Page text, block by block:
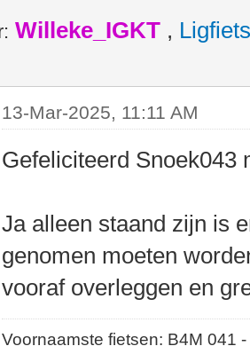
Willeke_IGKT ,
13-Mar-2025, 11:11 AM
Gefeliciteerd Snoek043
Ja alleen staand zijn is
genomen moeten
vooraf overleggen en
Voornaamste fietsen: B4M